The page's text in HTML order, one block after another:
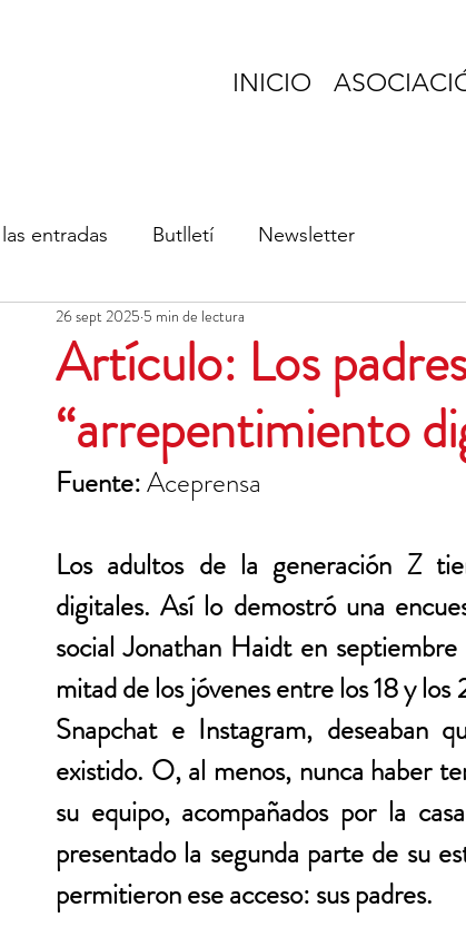
INICIO
entradas Butlletí Newsletter
Artículo: Los
“arrepentimiento
26 sept 2025 5 min de lectura
Fuente: Aceprensa
Los adultos de la generación Z
digitales. Así lo demostró una
social Jonathan Haidt en
mitad de los jóvenes entre los 18 y
Snapchat e Instagram, deseaban
existido. O, al menos, nunca haber
su equipo, acompañados por la
presentado la segunda parte de su
permitieron ese acceso: sus padres.